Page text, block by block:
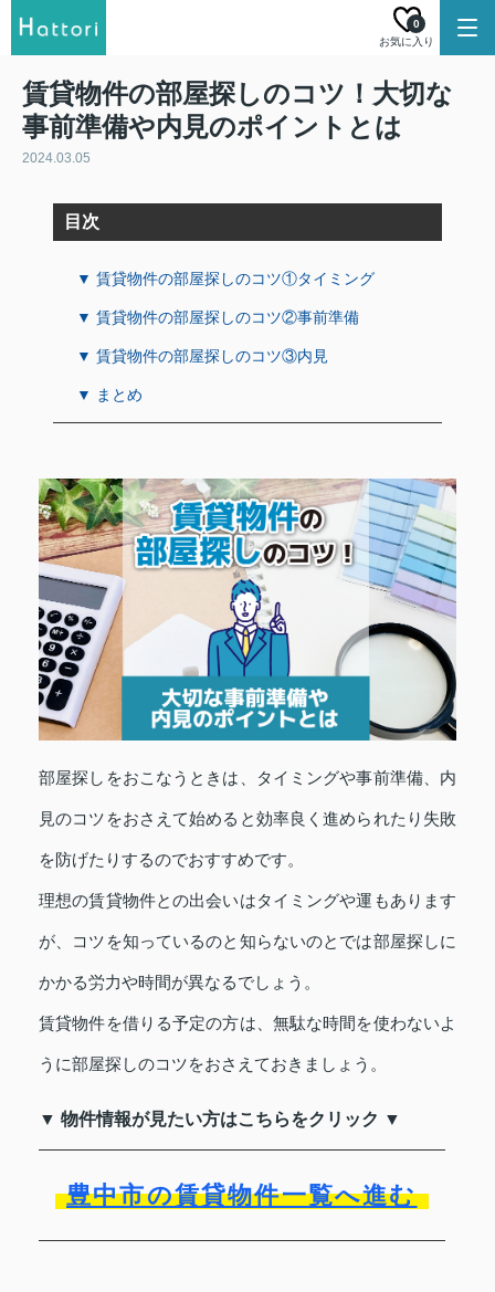
お気に入り
0
賃貸物件の部屋探しのコツ！大切な
事前準備や内見のポイントとは
2024.03.05
目次
▼ 賃貸物件の部屋探しのコツ①タイミング
▼ 賃貸物件の部屋探しのコツ②事前準備
▼ 賃貸物件の部屋探しのコツ③内見
▼ まとめ
部屋探しをおこなうときは、タイミングや事前準備、内
見のコツをおさえて始めると効率良く進められたり失敗
を防げたりするのでおすすめです。
理想の賃貸物件との出会いはタイミングや運もあります
が、コツを知っているのと知らないのとでは部屋探しに
かかる労力や時間が異なるでしょう。
賃貸物件を借りる予定の方は、無駄な時間を使わないよ
うに部屋探しのコツをおさえておきましょう。
▼ 物件情報が見たい方はこちらをクリック ▼
豊中市の賃貸物件一覧へ進む